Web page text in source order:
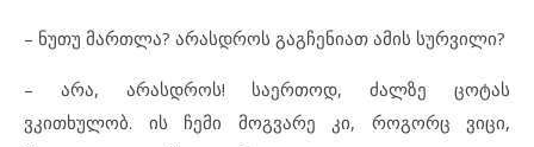
– ნუთუ მართლა? არასდროს გაგჩენიათ ამის სურვილი?
– არა, არასდროს! საერთოდ, ძალზე ცოტას
ვკითხულობ. ის ჩემი მოგვარე კი, როგორც ვიცი,